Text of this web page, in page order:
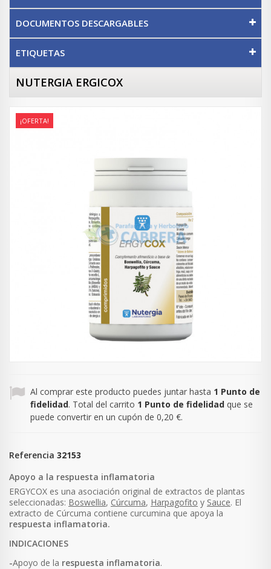
DOCUMENTOS DESCARGABLES
ETIQUETAS
NUTERGIA ERGICOX
¡OFERTA!
Al comprar este producto puedes juntar hasta 1 Punto de
fidelidad. Total del carrito 1 Punto de fidelidad que se
puede convertir en un cupón de 0,20 €.
Referencia 32153
Apoyo a la respuesta inflamatoria
ERGYCOX es una asociación original de extractos de plantas
seleccionadas: Boswellia, Cúrcuma, Harpagofito y Sauce. El
extracto de Cúrcuma contiene curcumina que apoya la
respuesta inflamatoria.
INDICACIONES
-Apoyo de la respuesta inflamatoria.